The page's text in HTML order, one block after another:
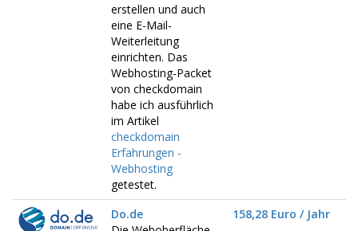
erstellen und auch
eine E-Mail-
Weiterleitung
einrichten. Das
Webhosting-Packet
von checkdomain
habe ich ausführlich
im Artikel
checkdomain
Erfahrungen -
Webhosting
getestet.
Do.de
158,28 Euro / Jahr